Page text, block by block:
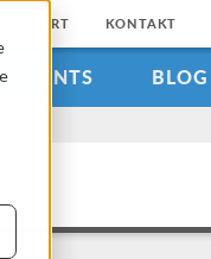
SUPPORT KONTAKT
EVENTS BLOG